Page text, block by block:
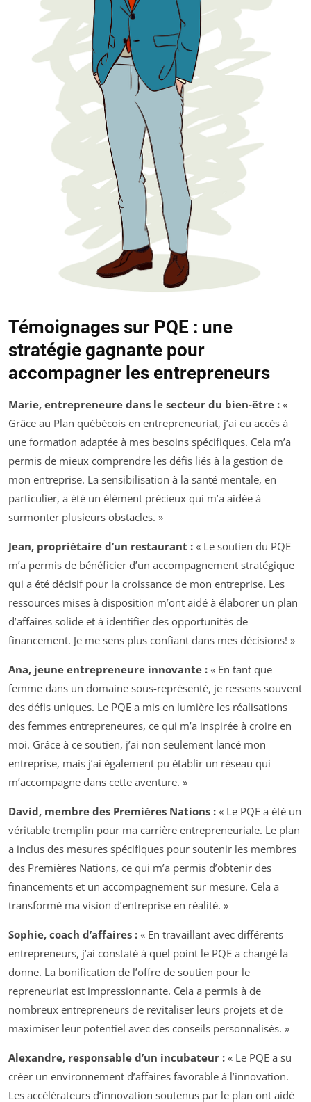
Témoignages sur PQE : une
stratégie gagnante pour
accompagner les entrepreneurs
Marie, entrepreneure dans le secteur du bien-être : «
Grâce au Plan québécois en entrepreneuriat, j’ai eu accès à
une formation adaptée à mes besoins spécifiques. Cela m’a
permis de mieux comprendre les défis liés à la gestion de
mon entreprise. La sensibilisation à la santé mentale, en
particulier, a été un élément précieux qui m’a aidée à
surmonter plusieurs obstacles. »
Jean, propriétaire d’un restaurant : « Le soutien du PQE
m’a permis de bénéficier d’un accompagnement stratégique
qui a été décisif pour la croissance de mon entreprise. Les
ressources mises à disposition m’ont aidé à élaborer un plan
d’affaires solide et à identifier des opportunités de
financement. Je me sens plus confiant dans mes décisions! »
Ana, jeune entrepreneure innovante : « En tant que
femme dans un domaine sous-représenté, je ressens souvent
des défis uniques. Le PQE a mis en lumière les réalisations
des femmes entrepreneures, ce qui m’a inspirée à croire en
moi. Grâce à ce soutien, j’ai non seulement lancé mon
entreprise, mais j’ai également pu établir un réseau qui
m’accompagne dans cette aventure. »
David, membre des Premières Nations : « Le PQE a été un
véritable tremplin pour ma carrière entrepreneuriale. Le plan
a inclus des mesures spécifiques pour soutenir les membres
des Premières Nations, ce qui m’a permis d’obtenir des
financements et un accompagnement sur mesure. Cela a
transformé ma vision d’entreprise en réalité. »
Sophie, coach d’affaires : « En travaillant avec différents
entrepreneurs, j’ai constaté à quel point le PQE a changé la
donne. La bonification de l’offre de soutien pour le
repreneuriat est impressionnante. Cela a permis à de
nombreux entrepreneurs de revitaliser leurs projets et de
maximiser leur potentiel avec des conseils personnalisés. »
Alexandre, responsable d’un incubateur : « Le PQE a su
créer un environnement d’affaires favorable à l’innovation.
Les accélérateurs d’innovation soutenus par le plan ont aidé